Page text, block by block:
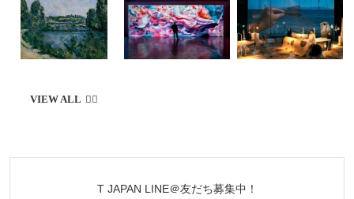
T JAPAN LINE＠友だち募集中！